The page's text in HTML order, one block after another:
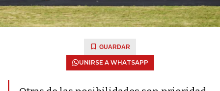
GUARDAR
UNIRSE A WHATSAPP